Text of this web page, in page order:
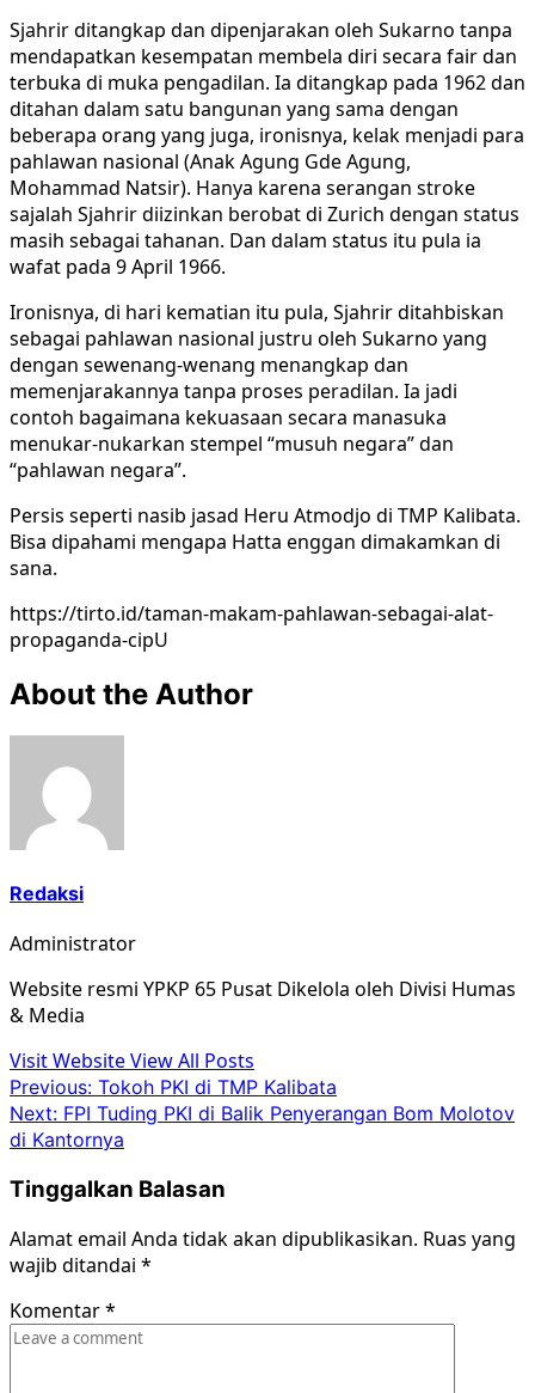
Sjahrir ditangkap dan dipenjarakan oleh Sukarno tanpa
mendapatkan kesempatan membela diri secara fair dan
terbuka di muka pengadilan. Ia ditangkap pada 1962 dan
ditahan dalam satu bangunan yang sama dengan
beberapa orang yang juga, ironisnya, kelak menjadi para
pahlawan nasional (Anak Agung Gde Agung,
Mohammad Natsir). Hanya karena serangan stroke
sajalah Sjahrir diizinkan berobat di Zurich dengan status
masih sebagai tahanan. Dan dalam status itu pula ia
wafat pada 9 April 1966.
Ironisnya, di hari kematian itu pula, Sjahrir ditahbiskan
sebagai pahlawan nasional justru oleh Sukarno yang
dengan sewenang-wenang menangkap dan
memenjarakannya tanpa proses peradilan. Ia jadi
contoh bagaimana kekuasaan secara manasuka
menukar-nukarkan stempel “musuh negara” dan
“pahlawan negara”.
Persis seperti nasib jasad Heru Atmodjo di TMP Kalibata.
Bisa dipahami mengapa Hatta enggan dimakamkan di
sana.
https://tirto.id/taman-makam-pahlawan-sebagai-alat-
propaganda-cipU
About the Author
Redaksi
Administrator
Website resmi YPKP 65 Pusat Dikelola oleh Divisi Humas
& Media
Visit WebsiteView All Posts
Post
navigation
Previous: Tokoh PKI di TMP Kalibata
Next: FPI Tuding PKI di Balik Penyerangan Bom Molotov
di Kantornya
Tinggalkan Balasan
Alamat email Anda tidak akan dipublikasikan. Ruas yang
wajib ditandai *
Komentar*